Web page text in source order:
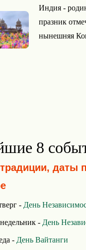
Индия -
празник
нынешняя
8
даты
- День
- День
- День Вайтанги